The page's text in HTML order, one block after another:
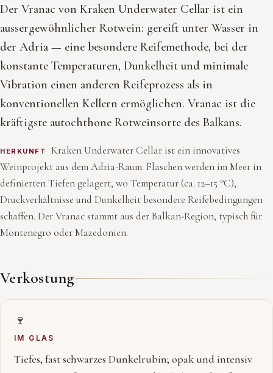
Der Vranac von Kraken Underwater Cellar ist ein
aussergewöhnlicher Rotwein: gereift unter Wasser in
der Adria — eine besondere Reifemethode, bei der
konstante Temperaturen, Dunkelheit und minimale
Vibration einen anderen Reifeprozess als in
konventionellen Kellern ermöglichen. Vranac ist die
kräftigste autochthone Rotweinsorte des Balkans.
HERKUNFT
Kraken Underwater Cellar ist ein innovatives
Weinprojekt aus dem Adria-Raum. Flaschen werden im Meer in
definierten Tiefen gelagert, wo Temperatur (ca. 12–15 °C),
Druckverhältnisse und Dunkelheit besondere Reifebedingungen
schaffen. Der Vranac stammt aus der Balkan-Region, typisch für
Montenegro oder Mazedonien.
Verkostung
🍷
IM GLAS
Tiefes, fast schwarzes Dunkelrubin; opak und intensiv